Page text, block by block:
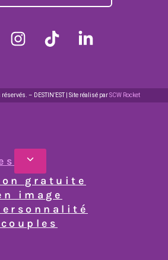
– DESTIN’EST | Site réalisé parSCW Rocket
gratuite
image